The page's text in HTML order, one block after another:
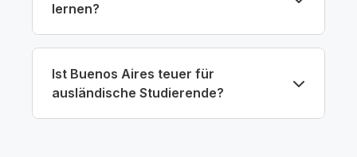
lernen?
Ist Buenos Aires teuer für
ausländische Studierende?